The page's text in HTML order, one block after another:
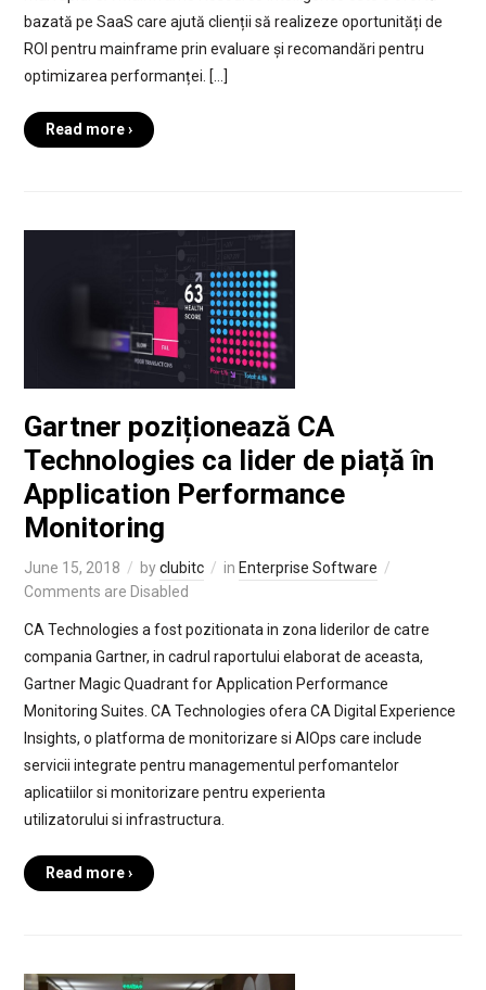
bazată pe SaaS care ajută clienții să realizeze oportunități de
ROI pentru mainframe prin evaluare și recomandări pentru
optimizarea performanței. […]
Read more ›
Gartner poziționează CA
Technologies ca lider de piață în
Application Performance
Monitoring
June 15, 2018 byclubitc in Enterprise Software
Comments are Disabled
CA Technologies a fost pozitionata in zona liderilor de catre
compania Gartner, in cadrul raportului elaborat de aceasta,
Gartner Magic Quadrant for Application Performance
Monitoring Suites. CA Technologies ofera CA Digital Experience
Insights, o platforma de monitorizare si AIOps care include
servicii integrate pentru managementul perfomantelor
aplicatiilor si monitorizare pentru experienta
utilizatorului si infrastructura.
Read more ›